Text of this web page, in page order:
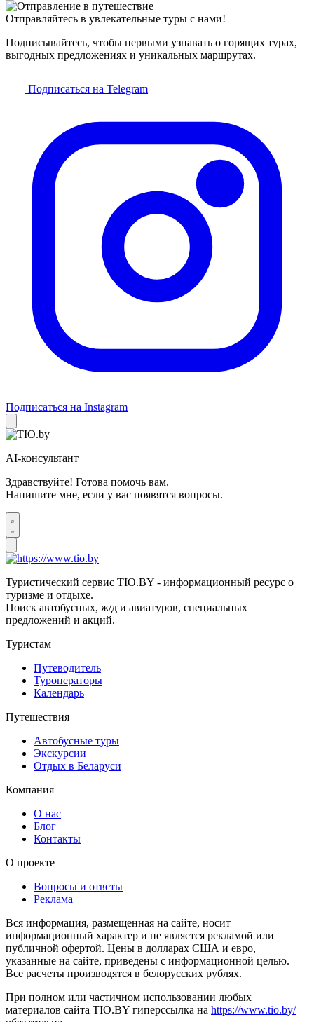
Отправляйтесь в увлекательные туры с нами!
Подписывайтесь, чтобы первыми узнавать о горящих турах,
выгодных предложениях и уникальных маршрутах.
Подписаться на Telegram
Подписаться на Instagram
AI-консультант
Здравствуйте! Готова помочь вам.
Напишите мне, если у вас появятся вопросы.
Туристический сервис TIO.BY - информационный ресурс о
туризме и отдыхе.
Поиск автобусных, ж/д и авиатуров, специальных
предложений и акций.
Туристам
Путеводитель
Туроператоры
Календарь
Путешествия
Автобусные туры
Экскурсии
Отдых в Беларуси
Компания
О нас
Блог
Контакты
О проекте
Вопросы и ответы
Реклама
Вся информация, размещенная на сайте, носит
информационный характер и не является рекламой или
публичной офертой. Цены в долларах США и евро,
указанные на сайте, приведены с информационной целью.
Все расчеты производятся в белорусских рублях.
При полном или частичном использовании любых
материалов сайта TIO.BY гиперссылка на https://www.tio.by/